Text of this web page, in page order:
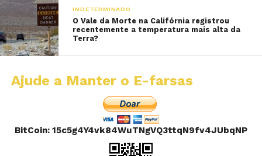
INDETERMINADO
O Vale da Morte na Califórnia registrou
recentemente a temperatura mais alta da
Terra?
Ajude a Manter o E-farsas
BitCoin: 15c5g4Y4vk84WuTNgVQ3ttqN9fv4JUbqNP